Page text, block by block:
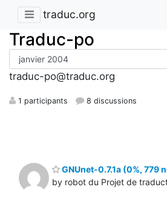
traduc.org
Traduc-po
traduc-po@traduc.org
1 participants 8 discussions
GNUnet-0.7.1a (0%, 779
by robot du Projet de